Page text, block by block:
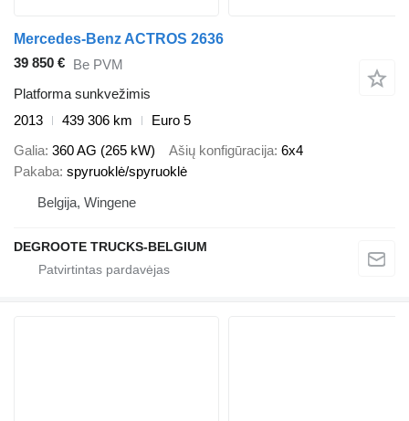
Mercedes-Benz ACTROS 2636
39 850 € Be PVM
Platforma sunkvežimis
2013
439 306 km
Euro 5
Galia 360 AG (265 kW) Ašių konfigūracija 6x4
Pakaba spyruoklė/spyruoklė
Belgija, Wingene
DEGROOTE TRUCKS-BELGIUM